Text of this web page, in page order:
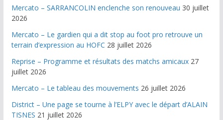
Mercato – SARRANCOLIN enclenche son renouveau 30 juillet
2026
Mercato – Le gardien qui a dit stop au foot pro retrouve un
terrain d’expression au HOFC 28 juillet 2026
Reprise – Programme et résultats des matchs amicaux 27
juillet 2026
Mercato – Le tableau des mouvements 26 juillet 2026
District – Une page se tourne à l’ELPY avec le départ d’ALAIN
TISNES 21 juillet 2026